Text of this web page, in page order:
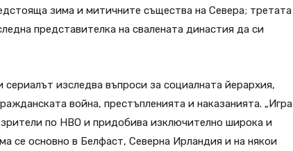
зима и митичните същества на Севера; третата
представителка на свалената династия да си
изследва въпроси за социалната йерархия,
война, престъпленията и наказанията. „Игра
по HBO и придобива изключително широка и
се основно в Белфаст, Северна Ирландия и на някои